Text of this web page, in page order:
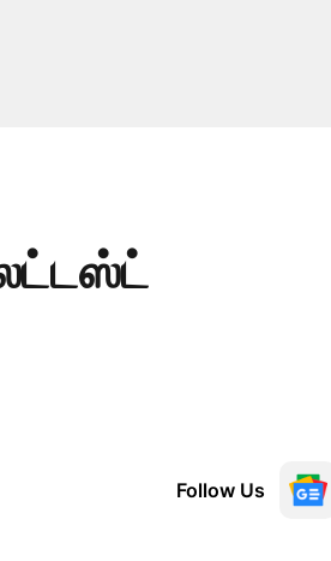
Follow Us